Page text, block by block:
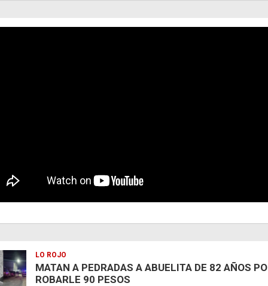
LO ROJO
MATAN A PEDRADAS A ABUELITA DE 82 AÑOS
ROBARLE 90 PESOS